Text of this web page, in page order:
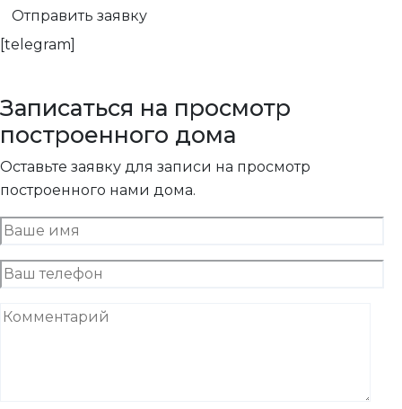
[telegram]
Записаться на просмотр
построенного дома
Оставьте заявку для записи на просмотр
построенного нами дома.